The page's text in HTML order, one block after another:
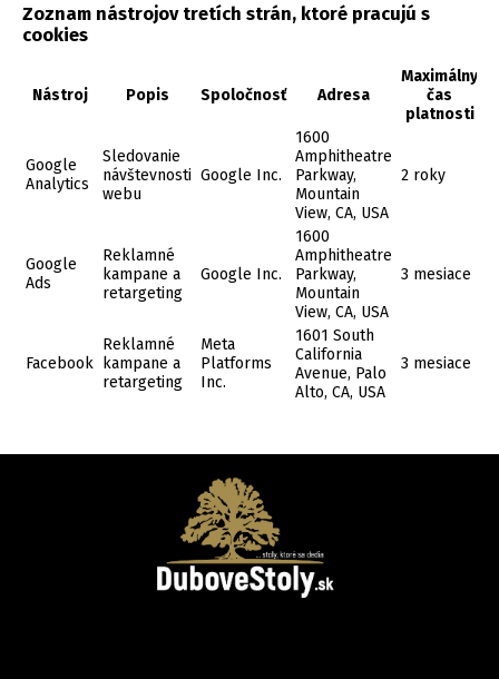
Zoznam nástrojov tretích strán, ktoré pracujú s
cookies
Nástroj Popis Spoločnosť Adresa
Maximálny
čas
platnosti
Google
Analytics
Sledovanie
návštevnosti
webu
Google Inc.
1600
Amphitheatre
Parkway,
Mountain
View, CA, USA
2 roky
Google
Ads
Reklamné
kampane a
retargeting
Google Inc.
1600
Amphitheatre
Parkway,
Mountain
View, CA, USA
3 mesiace
Facebook
Reklamné
kampane a
retargeting
Meta
Platforms
Inc.
1601 South
California
Avenue, Palo
Alto, CA, USA
3 mesiace